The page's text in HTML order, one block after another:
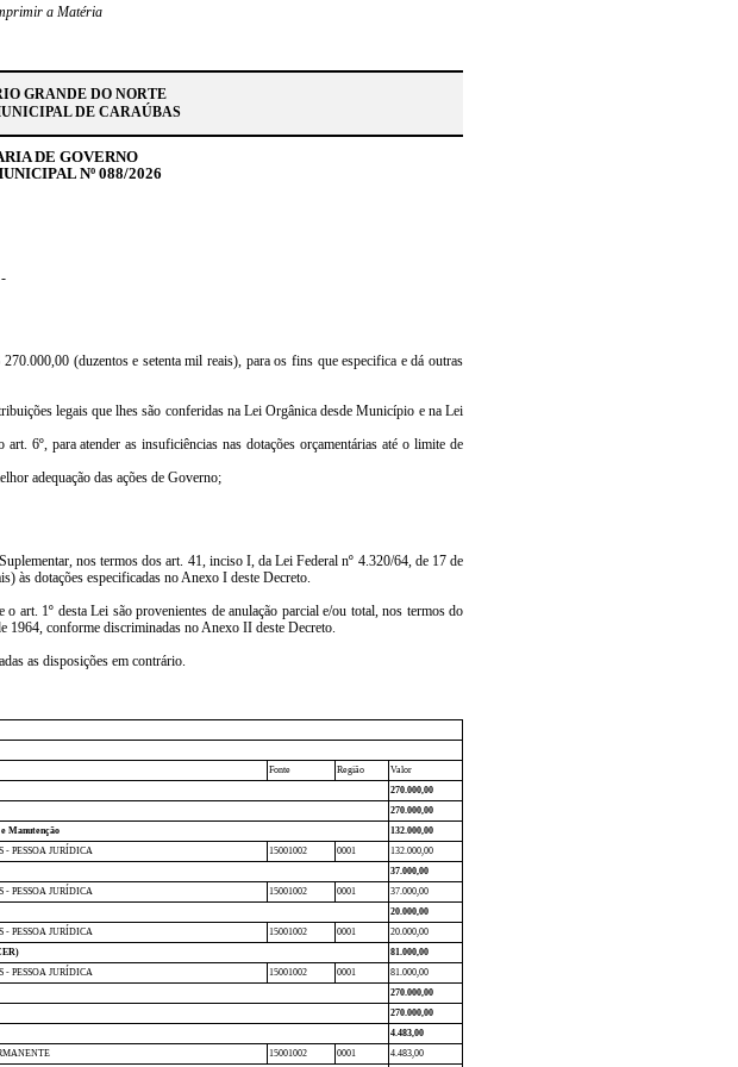
a Matéria
GRANDE DO NORTE
DE CARAÚBAS
DE GOVERNO
Nº 088/2026
(duzentos e setenta mil reais), para os fins que especifica e dá outras
legais que lhes são conferidas na Lei Orgânica desde Município e na Lei
6º, para atender as insuficiências nas dotações orçamentárias até o limite de
adequação das ações de Governo;
nos termos dos art. 41, inciso I, da Lei Federal nº 4.320/64, de 17 de
às dotações especificadas no Anexo I deste Decreto.
art. 1º desta Lei são provenientes de anulação parcial e/ou total, nos termos do
1964, conforme discriminadas no Anexo II deste Decreto.
as disposições em contrário.
Fonte Região
Valor
270.000,00
270.000,00
Manutenção
132.000,00
- PESSOA JURÍDICA
15001002 0001
132.000,00
37.000,00
- PESSOA JURÍDICA
15001002 0001
37.000,00
20.000,00
- PESSOA JURÍDICA
15001002 0001
20.000,00
81.000,00
- PESSOA JURÍDICA
15001002 0001
81.000,00
270.000,00
270.000,00
4.483,00
15001002 0001 4.483,00